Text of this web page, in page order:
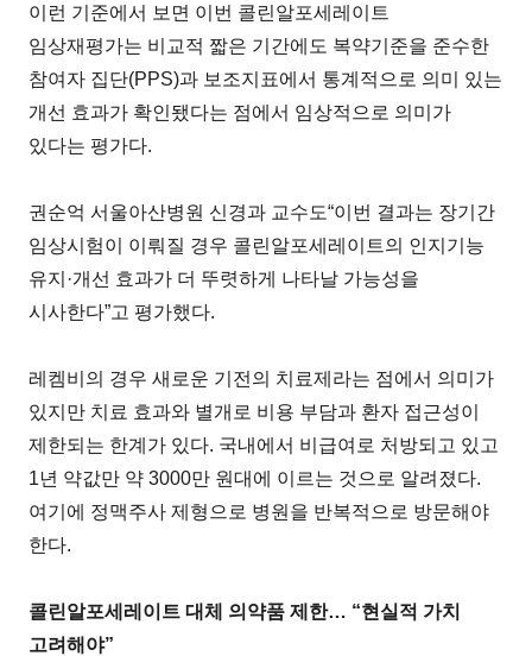
이런 기준에서 보면 이번 콜린알포세레이트
임상재평가는 비교적 짧은 기간에도 복약기준을 준수한
참여자 집단(PPS)과 보조지표에서 통계적으로 의미 있는
개선 효과가 확인됐다는 점에서 임상적으로 의미가
있다는 평가다.
권순억 서울아산병원 신경과 교수도“이번 결과는 장기간
임상시험이 이뤄질 경우 콜린알포세레이트의 인지기능
유지·개선 효과가 더 뚜렷하게 나타날 가능성을
시사한다”고 평가했다.
레켐비의 경우 새로운 기전의 치료제라는 점에서 의미가
있지만 치료 효과와 별개로 비용 부담과 환자 접근성이
제한되는 한계가 있다. 국내에서 비급여로 처방되고 있고
1년 약값만 약 3000만 원대에 이르는 것으로 알려졌다.
여기에 정맥주사 제형으로 병원을 반복적으로 방문해야
한다.
콜린알포세레이트 대체 의약품 제한… “현실적 가치
고려해야”